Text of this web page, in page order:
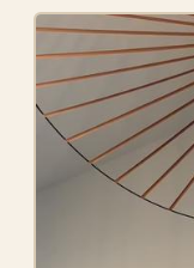
Image